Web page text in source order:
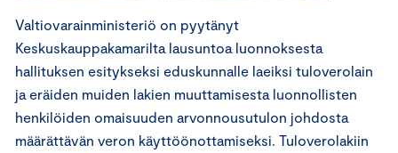
Valtiovarainministeriö on pyytänyt
Keskuskauppakamarilta lausuntoa luonnoksesta
hallituksen esitykseksi eduskunnalle laeiksi tuloverolain
ja eräiden muiden lakien muuttamisesta luonnollisten
henkilöiden omaisuuden arvonnousutulon johdosta
määrättävän veron käyttöönottamiseksi. Tuloverolakiin